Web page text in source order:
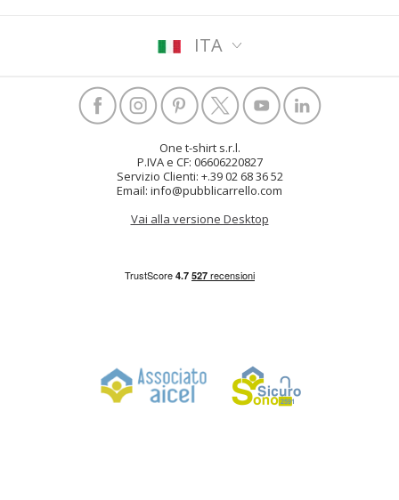
ITA
One t-shirt s.r.l.
P.IVA e CF: 06606220827
Servizio Clienti: +.39 02 68 36 52
Email: info@pubblicarrello.com
Vai alla versione Desktop